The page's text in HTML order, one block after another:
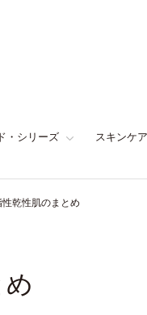
・シリーズ スキンケア
性乾性肌のまとめ